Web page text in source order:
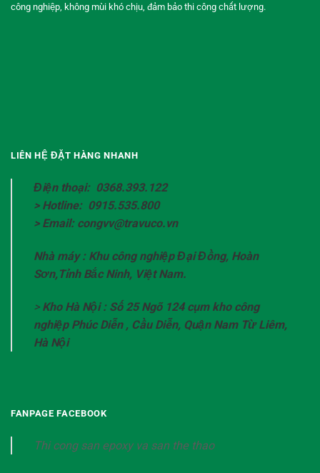
công nghiệp, không mùi khó chịu, đảm bảo thi công chất lượng.
LIÊN HỆ ĐẶT HÀNG NHANH
Điện thoại: 0368.393.122
> Hotline: 0915.535.800
> Email: congvv@travuco.vn
Nhà máy : Khu công nghiệp Đại Đồng, Hoàn
Sơn,Tỉnh Bắc Ninh, Việt Nam.
> Kho Hà Nội : Số 25 Ngõ 124 cụm kho công
nghiệp Phúc Diễn , Cầu Diễn, Quận Nam Từ Liêm,
Hà Nội
FANPAGE FACEBOOK
Thi cong san epoxy va san the thao